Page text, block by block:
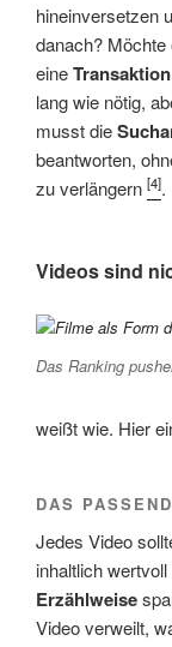
hineinversetzen
danach? Möchte
eineTransaktion
lang wie nötig,
musst die
beantworten,
zu verlängern [4].
Videos sind
Das Ranking
weißt wie. Hier
DAS
Jedes Video
inhaltlich
Erzählweise
Video verweilt,